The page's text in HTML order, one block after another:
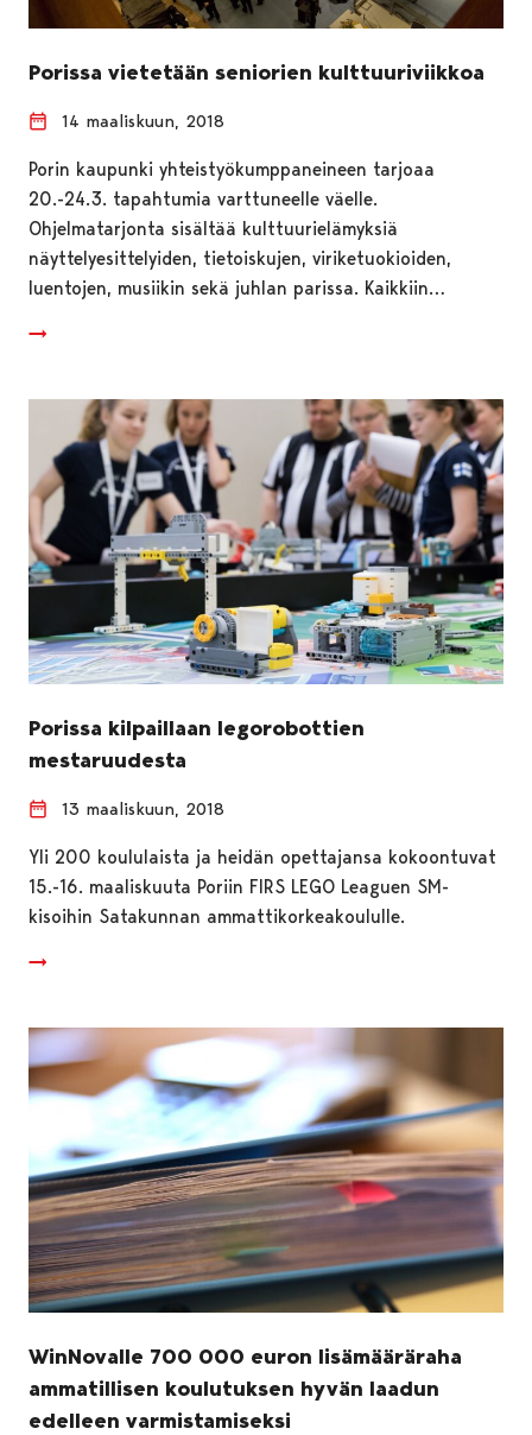
Porissa vietetään seniorien kulttuuriviikkoa
14 maaliskuun, 2018
Porin kaupunki yhteistyökumppaneineen tarjoaa
20.-24.3. tapahtumia varttuneelle väelle.
Ohjelmatarjonta sisältää kulttuurielämyksiä
näyttelyesittelyiden, tietoiskujen, viriketuokioiden,
luentojen, musiikin sekä juhlan parissa. Kaikkiin…
Porissa kilpaillaan legorobottien
mestaruudesta
13 maaliskuun, 2018
Yli 200 koululaista ja heidän opettajansa kokoontuvat
15.-16. maaliskuuta Poriin FIRS LEGO Leaguen SM-
kisoihin Satakunnan ammattikorkeakoululle.
WinNovalle 700 000 euron lisämääräraha
ammatillisen koulutuksen hyvän laadun
edelleen varmistamiseksi